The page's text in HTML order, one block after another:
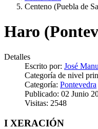
Centeno (Puebla de
Haro
Detalles
Escrito por: José
Categoría de nivel
Categoría: Pontevedra
Publicado: 02 Junio
Visitas: 2548
I XERACIÓN